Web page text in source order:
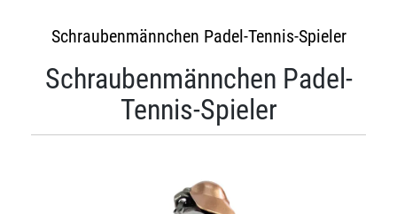
Schraubenmännchen Padel-Tennis-Spieler
Schraubenmännchen Padel-
Tennis-Spieler